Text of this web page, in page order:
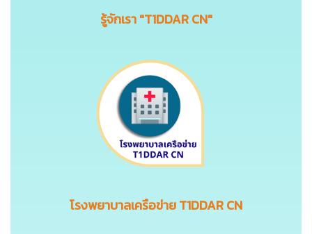
รู้จักเรา "T1DDAR CN"
โรงพยาบาลเครือข่าย T1DDAR CN